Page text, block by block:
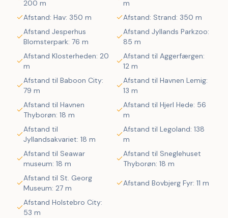
gåafstand til alle faciliteter i Vejlby Klit. Området byder på
legepladser, købmand, og den populære restaurant John
Wayne – alt inden for få minutters gang. Ferring Sø ligger
kun få hundrede meter væk, og til det brusende Vesterhav
200 m
m
Afstand: Hav: 350 m
Afstand: Strand: 350 m
Afstand Jesperhus
Blomsterpark: 76 m
Afstand Jyllands Parkzoo:
85 m
Afstand Klosterheden: 20
m
Afstand til Aggerfærgen:
12 m
Afstand til Baboon City:
79 m
Afstand til Havnen Lemig:
13 m
Afstand til Havnen
Thyborøn: 18 m
Afstand til Hjerl Hede: 56
m
Afstand til
Jyllandsakvariet: 18 m
Afstand til Legoland: 138
m
Afstand til Seawar
museum: 18 m
Afstand til Sneglehuset
Thyborøn: 18 m
Afstand til St. Georg
Museum: 27 m
Afstand Bovbjerg Fyr: 11 m
Afstand Holstebro City:
53 m